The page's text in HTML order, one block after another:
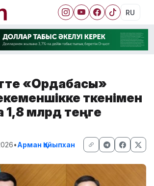
RU
«Ордабасы»
өткенімен
1,8 млрд теңге
•Арман Қайыпхан